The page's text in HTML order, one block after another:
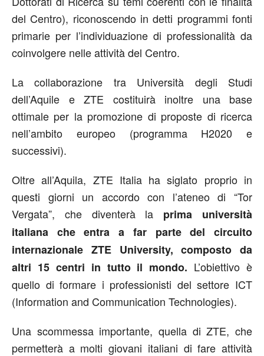
del Centro), riconoscendo in detti programmi fonti
primarie per l’individuazione di professionalità da
coinvolgere nelle attività del Centro.
La collaborazione tra Università degli Studi
dell’Aquile e ZTE costituirà inoltre una base
ottimale per la promozione di proposte di ricerca
nell’ambito europeo (programma H2020 e
successivi).
Oltre all’Aquila, ZTE Italia ha siglato proprio in
questi giorni un accordo con l’ateneo di “Tor
Vergata”, che diventerà la prima università
italiana che entra a far parte del circuito
internazionale ZTE University, composto da
altri 15 centri in tutto il mondo. L’obiettivo è
quello di formare i professionisti del settore ICT
(Information and Communication Technologies).
Una scommessa importante, quella di ZTE, che
permetterà a molti giovani italiani di fare attività